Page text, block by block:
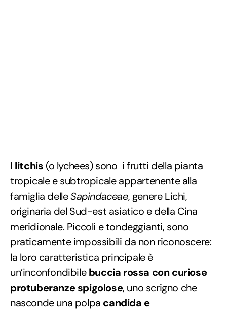
I litchis (o lychees) sono i frutti della pianta
tropicale e subtropicale appartenente alla
famiglia delleSapindaceae, genere Lichi,
originaria del Sud-est asiatico e della Cina
meridionale. Piccoli e tondeggianti, sono
praticamente impossibili da non riconoscere:
la loro caratteristica principale è
un’inconfondibilebuccia rossa con curiose
protuberanze spigolose, uno scrigno che
nasconde una polpa candida e